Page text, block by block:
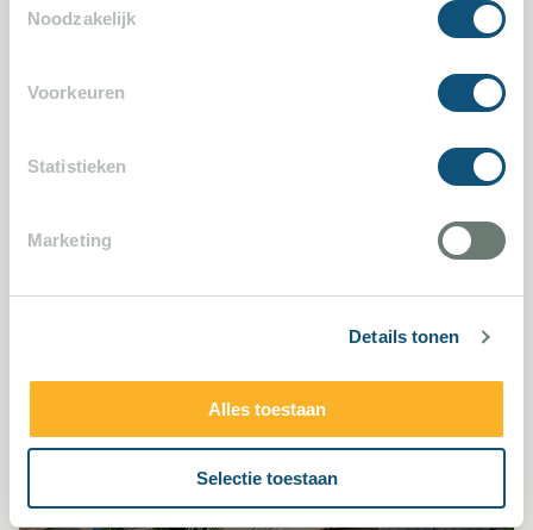
Noodzakelijk
Voorkeuren
Statistieken
Marketing
Details tonen
Alles toestaan
Selectie toestaan